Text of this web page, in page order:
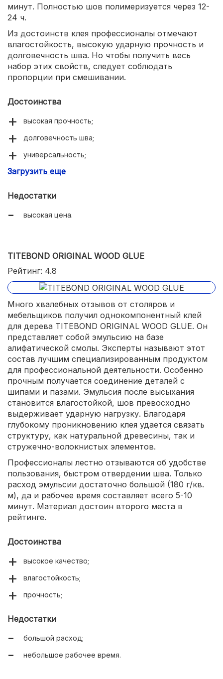
минут. Полностью шов полимеризуется через 12-
24 ч.
Из достоинств клея профессионалы отмечают
влагостойкость, высокую ударную прочность и
долговечность шва. Но чтобы получить весь
набор этих свойств, следует соблюдать
пропорции при смешивании.
Достоинства
высокая прочность;
долговечность шва;
универсальность;
влагостойкость;
Загрузить еще
Недостатки
высокая цена.
TITEBOND ORIGINAL WOOD GLUE
Рейтинг: 4.8
Много хвалебных отзывов от столяров и
мебельщиков получил однокомпонентный клей
для дерева TITEBOND ORIGINAL WOOD GLUE. Он
представляет собой эмульсию на базе
алифатической смолы. Эксперты называют этот
состав лучшим специализированным продуктом
для профессиональной деятельности. Особенно
прочным получается соединение деталей с
шипами и пазами. Эмульсия после высыхания
становится влагостойкой, шов превосходно
выдерживает ударную нагрузку. Благодаря
глубокому проникновению клея удается связать
структуру, как натуральной древесины, так и
стружечно-волокнистых элементов.
Профессионалы лестно отзываются об удобстве
пользования, быстром отвердении шва. Только
расход эмульсии достаточно большой (180 г/кв.
м), да и рабочее время составляет всего 5-10
минут. Материал достоин второго места в
рейтинге.
Достоинства
высокое качество;
влагостойкость;
прочность;
Недостатки
большой расход;
небольшое рабочее время.